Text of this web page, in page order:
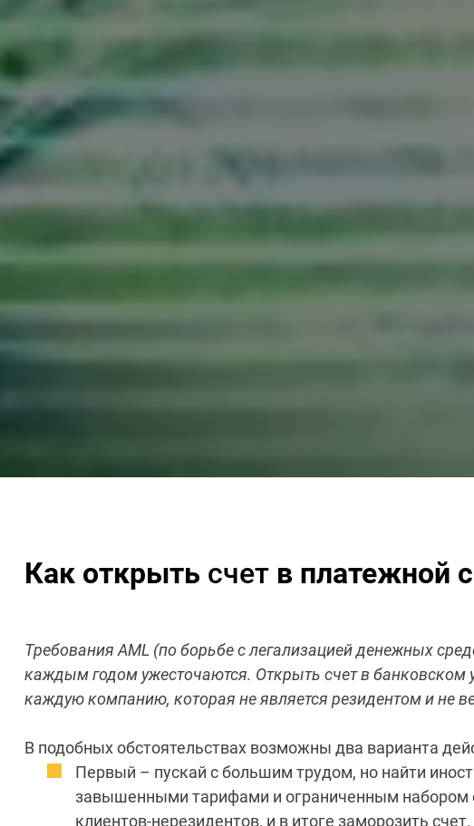
Как открыть счет в платежной
Требования АМL (по борьбе с легализацией денежных
каждым годом ужесточаются. Открыть счет в банковском
каждую компанию, которая не является резидентом и не
В подобных обстоятельствах возможны два варианта
Первый – пускай с большим трудом, но найти
завышенными тарифами и ограниченным набором
клиентов-нерезидентов, и в итоге заморозить счет.